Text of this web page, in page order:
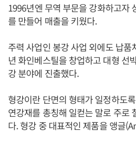
1996년엔 무역 부문을 강화하고자
를 만들어 매출을 키웠다.
주력 사업인 봉강 사업 외에도 납품
년 화인베스틸을 창업하고 대형 선
강 분야에 진출했다.
형강이란 단면의 형태가 일정하도
연강재를 총칭해 일컫는 말로 주로
다. 형강 중 대표적인 제품을 앵글